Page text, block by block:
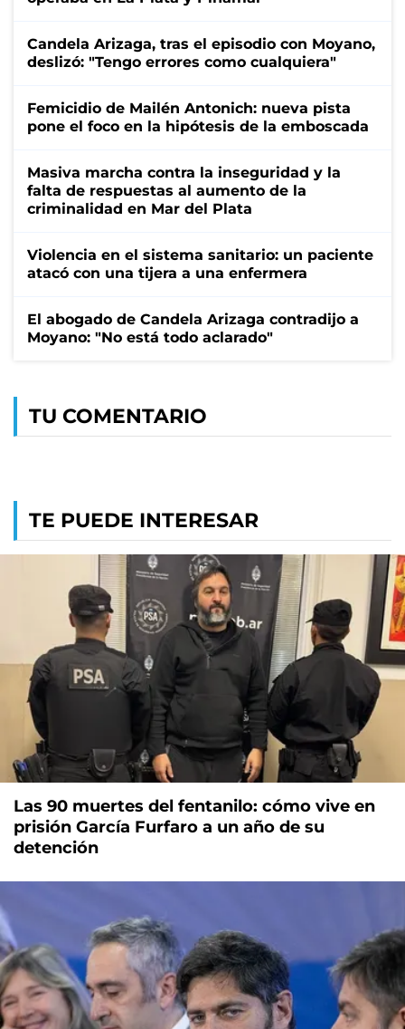
Candela Arizaga, tras el episodio con Moyano,
deslizó: "Tengo errores como cualquiera"
Femicidio de Mailén Antonich: nueva pista
pone el foco en la hipótesis de la emboscada
Masiva marcha contra la inseguridad y la
falta de respuestas al aumento de la
criminalidad en Mar del Plata
Violencia en el sistema sanitario: un paciente
atacó con una tijera a una enfermera
El abogado de Candela Arizaga contradijo a
Moyano: "No está todo aclarado"
TU COMENTARIO
TE PUEDE INTERESAR
Las 90 muertes del fentanilo: cómo vive en
prisión García Furfaro a un año de su
detención